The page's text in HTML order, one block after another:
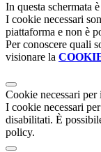
In questa schermata
I cookie necessari
piattaforma e non è
Per conoscere quali
visionare la
Cookie necessari
I cookie necessari
disabilitati. È
policy.